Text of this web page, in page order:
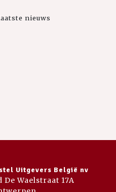
nieuws
Uitgevers België nv
De Waelstraat 17A